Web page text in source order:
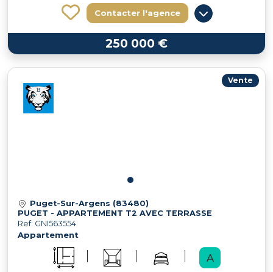
Contacter l'agence
250 000 €
Vente
Puget-Sur-Argens (83480)
PUGET - APPARTEMENT T2 AVEC TERRASSE
Ref: GNI563554
Appartement